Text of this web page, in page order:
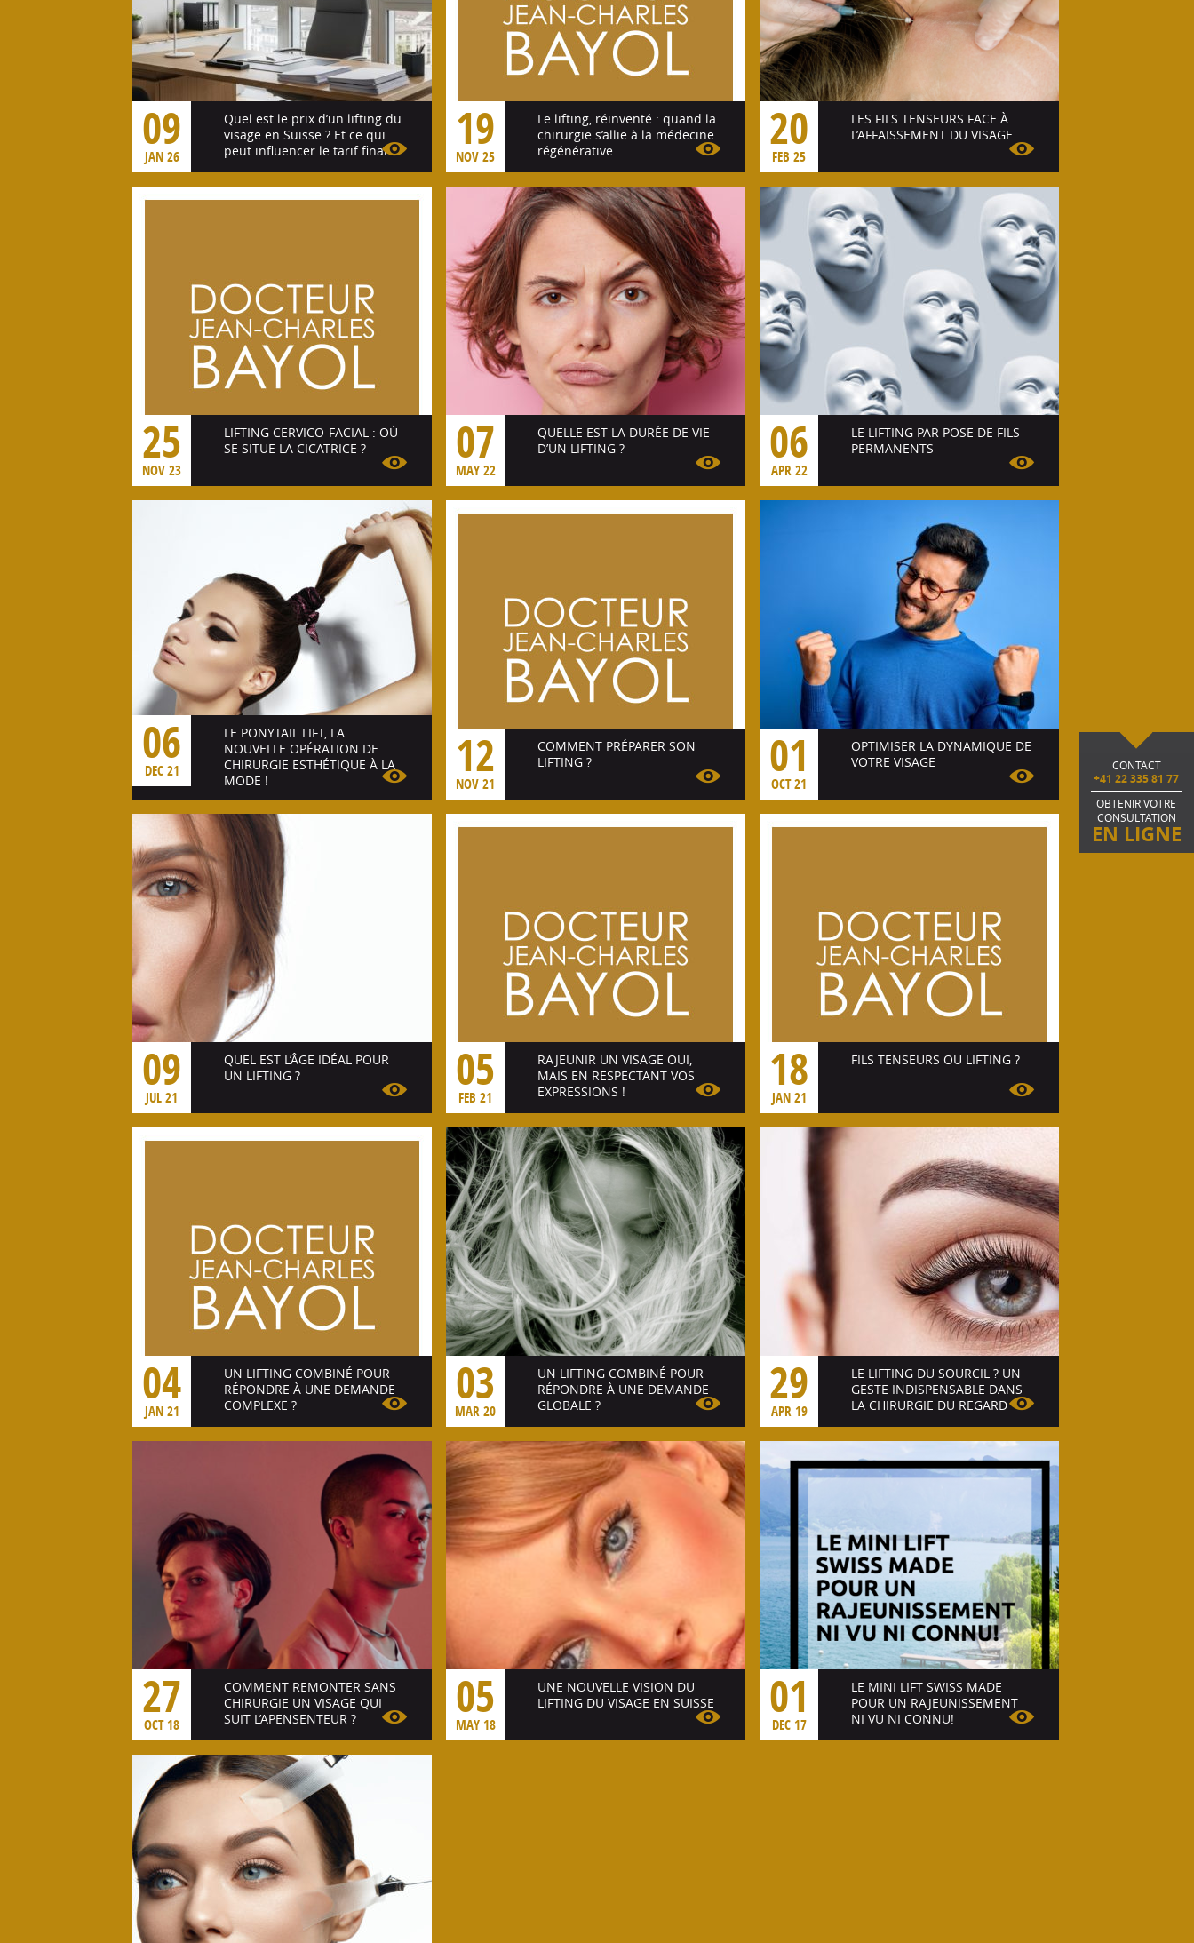
CONTACT
+41 22 335 81 77
OBTENIR VOTRE
CONSULTATION
EN LIGNE
09
JAN 26
Quel est le prix d’un lifting du
visage en Suisse ? Et ce qui
peut influencer le tarif final
Voir l'article
19
NOV 25
Le lifting, réinventé : quand la
chirurgie s’allie à la médecine
régénérative
Voir l'article
20
FEB 25
LES FILS TENSEURS FACE À
L’AFFAISSEMENT DU VISAGE
Voir l'article
25
NOV 23
LIFTING CERVICO-FACIAL : OÙ
SE SITUE LA CICATRICE ?
Voir l'article
07
MAY 22
QUELLE EST LA DURÉE DE VIE
D’UN LIFTING ?
Voir l'article
06
APR 22
LE LIFTING PAR POSE DE FILS
PERMANENTS
Voir l'article
06
DEC 21
LE PONYTAIL LIFT, LA
NOUVELLE OPÉRATION DE
CHIRURGIE ESTHÉTIQUE À LA
MODE !
Voir l'article
12
NOV 21
COMMENT PRÉPARER SON
LIFTING ?
Voir l'article
01
OCT 21
OPTIMISER LA DYNAMIQUE DE
VOTRE VISAGE
Voir l'article
09
JUL 21
QUEL EST L’ÂGE IDÉAL POUR
UN LIFTING ?
Voir l'article
05
FEB 21
RAJEUNIR UN VISAGE OUI,
MAIS EN RESPECTANT VOS
EXPRESSIONS !
Voir l'article
18
JAN 21
FILS TENSEURS OU LIFTING ?
Voir l'article
04
JAN 21
UN LIFTING COMBINÉ POUR
RÉPONDRE À UNE DEMANDE
COMPLEXE ?
Voir l'article
03
MAR 20
UN LIFTING COMBINÉ POUR
RÉPONDRE À UNE DEMANDE
GLOBALE ?
Voir l'article
29
APR 19
LE LIFTING DU SOURCIL ? UN
GESTE INDISPENSABLE DANS
LA CHIRURGIE DU REGARD
Voir l'article
27
OCT 18
COMMENT REMONTER SANS
CHIRURGIE UN VISAGE QUI
SUIT L’APENSENTEUR ?
Voir l'article
05
MAY 18
UNE NOUVELLE VISION DU
LIFTING DU VISAGE EN SUISSE
01
DEC 17
LE MINI LIFT SWISS MADE
POUR UN RAJEUNISSEMENT
NI VU NI CONNU!